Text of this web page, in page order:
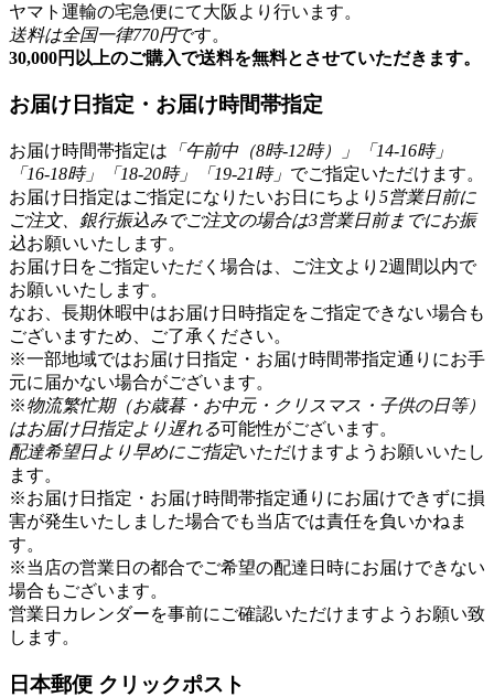
ヤマト運輸の宅急便にて大阪より行います。
送料は全国一律770円です。
30,000円以上のご購入で送料を無料とさせていただきます。
お届け日指定・お届け時間帯指定
お届け時間帯指定は 「午前中（8時-12時）」「14-16時」
「16-18時」「18-20時」「19-21時」 でご指定いただけます。
お届け日指定はご指定になりたいお日にちより 5営業日前に
ご注文、銀行振込みでご注文の場合は3営業日前までにお振
込お願いいたします。
お届け日をご指定いただく場合は、ご注文より2週間以内で
お願いいたします。
なお、長期休暇中はお届け日時指定をご指定できない場合も
ございますため、ご了承ください。
※一部地域ではお届け日指定・お届け時間帯指定通りにお手
元に届かない場合がございます。
※物流繁忙期（お歳暮・お中元・クリスマス・子供の日等）
はお届け日指定より遅れる可能性がございます。
配達希望日より早めにご指定いただけますようお願いいたし
ます。
※お届け日指定・お届け時間帯指定通りにお届けできずに損
害が発生いたしました場合でも当店では責任を負いかねま
す。
※当店の営業日の都合でご希望の配達日時にお届けできない
場合もございます。
営業日カレンダーを事前にご確認いただけますようお願い致
します。
日本郵便 クリックポスト